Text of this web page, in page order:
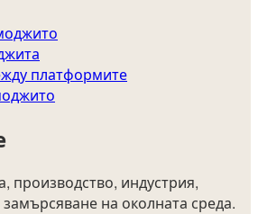
платформите
производство, индустрия,
на околната среда.